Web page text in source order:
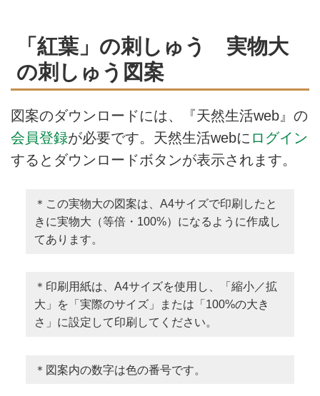
「紅葉」の刺しゅう 実物大
の刺しゅう図案
図案のダウンロードには、『天然生活web』の
会員登録が必要です。天然生活webに ログイン
するとダウンロードボタンが表示されます。
＊この実物大の図案は、A4サイズで印刷したと
きに実物大（等倍・100%）になるように作成し
てあります。
＊印刷用紙は、A4サイズを使用し、「縮小／拡
大」を「実際のサイズ」または「100%の大き
さ」に設定して印刷してください。
＊図案内の数字は色の番号です。